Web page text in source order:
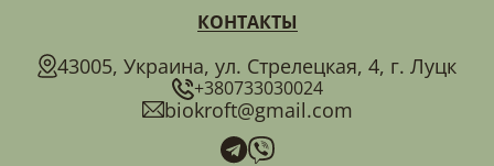
КОНТАКТЫ
43005, Украина, ул. Стрелецкая, 4, г. Луцк
+380733030024
biokroft@gmail.com